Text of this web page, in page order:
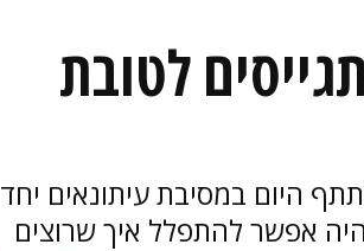
לטובת
היום במסיבת עיתונאים יחד
אפשר להתפלל איך שרוצים